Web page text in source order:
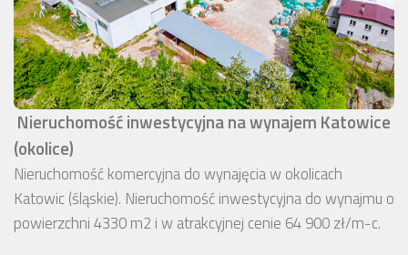
Nieruchomość inwestycyjna na wynajem Katowice
(okolice)
Nieruchomość komercyjna do wynajęcia w okolicach
Katowic (śląskie). Nieruchomość inwestycyjna do wynajmu o
powierzchni 4330 m2 i w atrakcyjnej cenie 64 900 zł/m-c.